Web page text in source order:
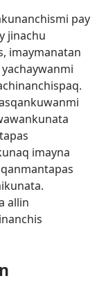
pay
jinachu
imaymanatan
imayna
allin